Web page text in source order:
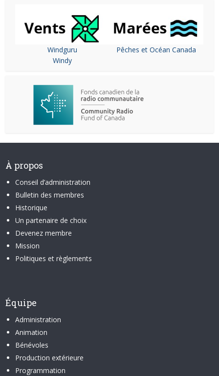
Windguru
Windy
Pêches et Océan Canada
À propos
Conseil d’administration
Bulletin des membres
Historique
Un partenaire de choix
Devenez membre
Mission
Politiques et règlements
Équipe
Administration
Animation
Bénévoles
Production extérieure
Programmation